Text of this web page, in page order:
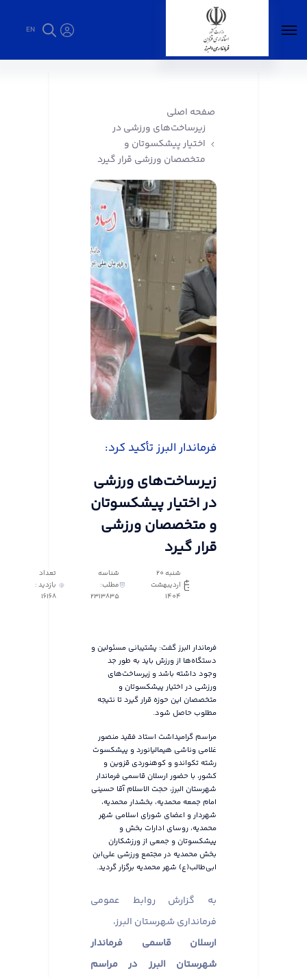
EN
صفحه اصلی
زیرساخت‌های ورزشی در
اختیار پیشکسوتان و
متخصصان ورزشی قرار گیرد
فرماندار البرز تأکید کرد:
زیرساخت‌های ورزشی
در اختیار پیشکسوتان
و متخصصان ورزشی
قرار گیرد
شنبه 20
اردیبهشت
1404
شناسه
مطلب:
2313835
تعداد
بازدید :
16168
فرماندار البرز گفت: پشتیبانی مسئولین و
دستگاه‌ها از ورزش باید به طور جد
وجود داشته باشد و زیرساخت‌های
ورزشی در اختیار پیشکسوتان و
متخصصان این حوزه قرار گیرد تا نتیجه
مطلوب حاصل شود.
مراسم گرامیداشت استاد فقید منصور
غلامی وناشی هیمالیانورد و پیشكسوت
رشته تکواندو و كوهنوردی قزوین و
كشور، با حضور ارسلان قاسمی فرماندار
شهرستان البرز، حجت الاسلام آقا حسینی
امام جمعه محمدیه، بخشدار محمدیه،
شهردار و اعضای شورای اسلامی شهر
محمدیه، روسای ادارات بخش و
پیشکسوتان و جمعی از ورزشکاران
بخش محمدیه در مجتمع ورزشی علی‌ابن
ابی‌طالب(ع) شهر محمدیه برگزار گردید.
به گزارش روابط عمومی
فرمانداری شهرستان البرز،
ارسلان قاسمی فرماندار
شهرستان البرز در مراسم